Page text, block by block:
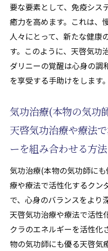
エネルギーの流
療(本物の気功師
イズ
日常生活における気
る天啓気療)と天啓気
チャクラヒーリングの
る天啓気療)を取
天啓気功治療や
ヒーリングを日常
優る天啓気療)の
日常的に天啓気
チャクラを整える
気功治療(本物の
用いた心身のリ
要な要素として、免疫シス
癒力を高めます。これは、
人々にとって、新たな健康
す。このように、天啓気功
ダリニーの覚醒は心身の調
を享受する手助けをします。
気功治療(本物の気功
天啓気功治療や療法
ーを組み合わせる方法
気功治療(本物の気功師に
療や療法で活性化するクン
で、心身のバランスをより
天啓気功治療や療法で活性
クラのエネルギーを活性化
物の気功師にも優る天啓気